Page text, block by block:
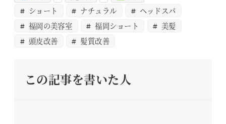
ショート ナチュラル
ヘッドスパ
福岡の美容室
福岡ショート
美髪
頭皮改善
髪質改善
この記事を書いた人